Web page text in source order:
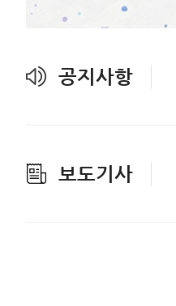
공지사항
보도기사